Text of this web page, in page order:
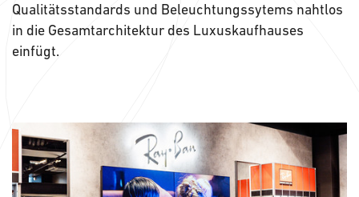
Qualitätsstandards und Beleuchtungssytems nahtlos
in die Gesamtarchitektur des Luxuskaufhauses
einfügt.